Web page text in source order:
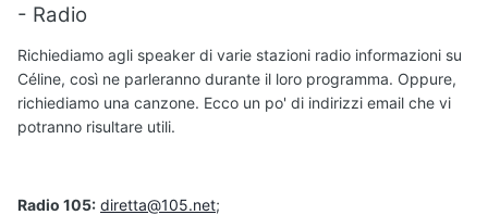
- Radio
Richiediamo agli speaker di varie stazioni radio informazioni su
Céline, così ne parleranno durante il loro programma. Oppure,
richiediamo una canzone. Ecco un po' di indirizzi email che vi
potranno risultare utili.
Radio 105: diretta@105.net;